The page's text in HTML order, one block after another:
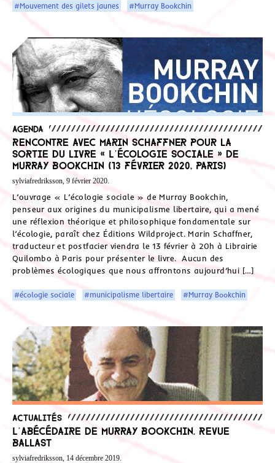
#Mouvement des gilets jaunes
#Murray Bookchin
Agenda
Rencontre avec Marin Schaffner pour la
sortie du livre « L’écologie sociale » de
Murray Bookchin (13 février 2020, Paris)
sylviafredriksson, 9 février 2020.
L’ouvrage « L’écologie sociale » de Murray Bookchin,
penseur aux origines du municipalisme libertaire, qui a mené
une réflexion théorique et philosophique fondamentale sur
l’écologie, paraît chez Éditions Wildproject. Marin Schaffner,
traducteur et postfacier viendra le 13 février à 20h à Librairie
Quilombo à Paris pour présenter le livre. Aucun des
problèmes écologiques que nous affrontons aujourd’hui […]
#écologie sociale #municipalisme libertaire #Murray Bookchin
Actualités
L’abécédaire de Murray Bookchin. Revue
Ballast
sylviafredriksson, 14 décembre 2019.